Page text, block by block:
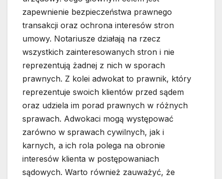
zapewnienie bezpieczeństwa prawnego
transakcji oraz ochrona interesów stron
umowy. Notariusze działają na rzecz
wszystkich zainteresowanych stron i nie
reprezentują żadnej z nich w sporach
prawnych. Z kolei adwokat to prawnik, który
reprezentuje swoich klientów przed sądem
oraz udziela im porad prawnych w różnych
sprawach. Adwokaci mogą występować
zarówno w sprawach cywilnych, jak i
karnych, a ich rola polega na obronie
interesów klienta w postępowaniach
sądowych. Warto również zauważyć, że